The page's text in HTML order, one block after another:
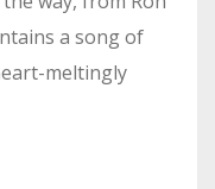
a song of
meltingly